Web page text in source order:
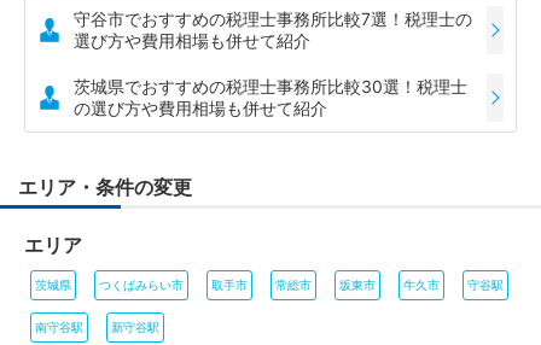
守谷市でおすすめの税理士事務所比較7選！税理士の
選び方や費用相場も併せて紹介
茨城県でおすすめの税理士事務所比較30選！税理士
の選び方や費用相場も併せて紹介
エリア・条件の変更
エリア
茨城県 つくばみらい市 取手市 常総市 坂東市 牛久市 守谷駅
南守谷駅 新守谷駅